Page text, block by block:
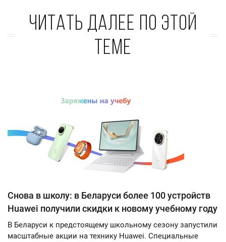
Читать далее по этой
теме
Снова в школу: в Беларуси более 100 устройств
Huawei получили скидки к новому учебному году
В Беларуси к предстоящему школьному сезону запустили
масштабные акции на технику Huawei. Специальные